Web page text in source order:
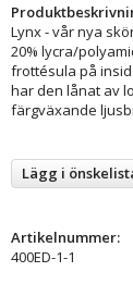
Lynx - vår nya
20% lycra/
frottésula på
har den lånat av
färgväxande
Lägg i
Artikelnummer:
400ED-1-1